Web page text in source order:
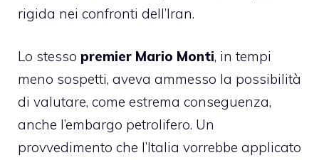
rigida nei confronti dell’Iran.
Lo stesso premier Mario Monti, in tempi
meno sospetti, aveva ammesso la possibilità
di valutare, come estrema conseguenza,
anche l’embargo petrolifero. Un
provvedimento che l’Italia vorrebbe applicato